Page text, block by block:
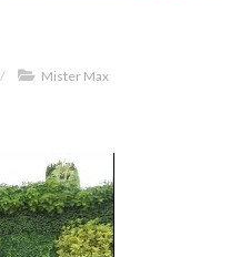
/ Mister Max